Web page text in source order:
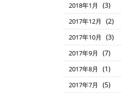
2018年1月 (3)
2017年12月 (2)
2017年10月 (3)
2017年9月 (7)
2017年8月 (1)
2017年7月 (5)